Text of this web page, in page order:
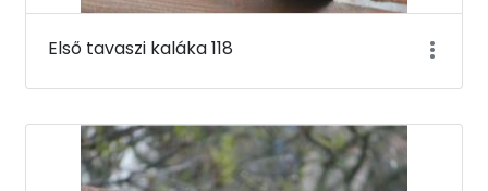
Első tavaszi kaláka 118